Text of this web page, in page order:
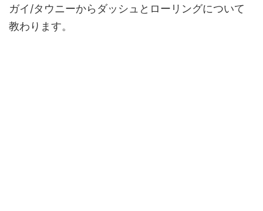
ガイ/タウニーからダッシュとローリングについて
教わります。